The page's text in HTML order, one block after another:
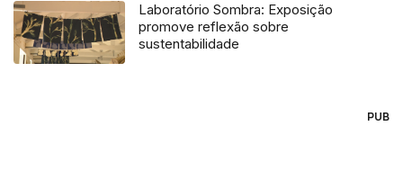
Laboratório Sombra: Exposição
promove reflexão sobre
sustentabilidade
PUB